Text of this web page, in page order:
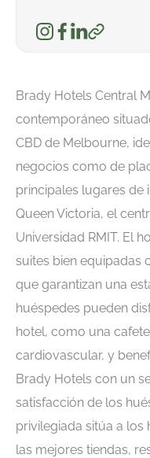
Brady Hotels Central
contemporáneo
CBD de Melbourne,
negocios como de
principales lugares de
Queen Victoria, el
Universidad RMIT. El
suites bien equipadas
que garantizan una
huéspedes pueden
hotel, como una
cardiovascular, y
Brady Hotels con un
satisfacción de los
privilegiada sitúa a los
las mejores tiendas,